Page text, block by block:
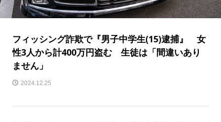
フィッシング詐欺で『男子中学生(15)逮捕』 女
性3人から計400万円盗む 生徒は「間違いあり
ません」
2024.12.25